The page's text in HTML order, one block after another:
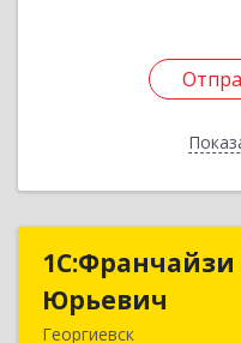
Юрьевич
Георгиевск